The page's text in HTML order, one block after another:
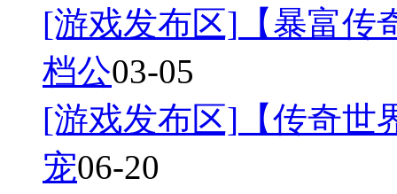
[游戏发布区] 【暴富
档公03-05
[游戏发布区] 【传奇
宠06-20